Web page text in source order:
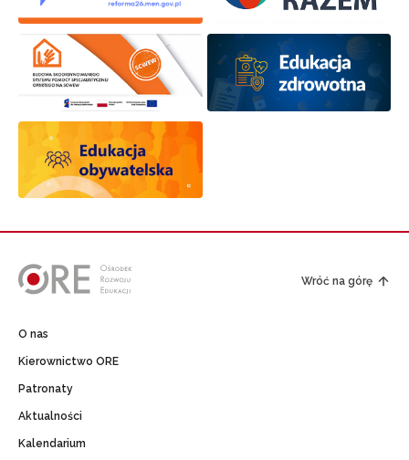
Wróć na górę
O nas
Kierownictwo ORE
Patronaty
Aktualności
Kalendarium